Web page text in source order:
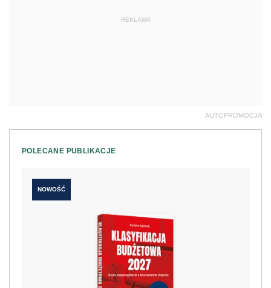
REKLAMA
AUTOPROMOCJA
POLECANE PUBLIKACJE
NOWOŚĆ